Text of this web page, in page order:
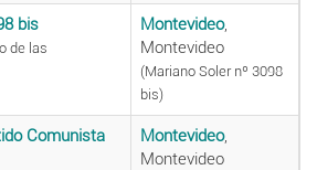
bis
de las
Montevideo,
Montevideo
(Mariano Soler nº 3098
bis)
Comunista Montevideo,
Montevideo